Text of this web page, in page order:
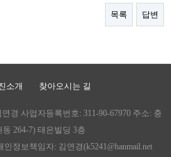
목록 답변
소개 찾아오시는 길
경 사업자등록번호: 311-90-67970 주소: 충
264-7) 태은빌딩 3층
인정보책임자: 김연경(k5241@hanmail.net